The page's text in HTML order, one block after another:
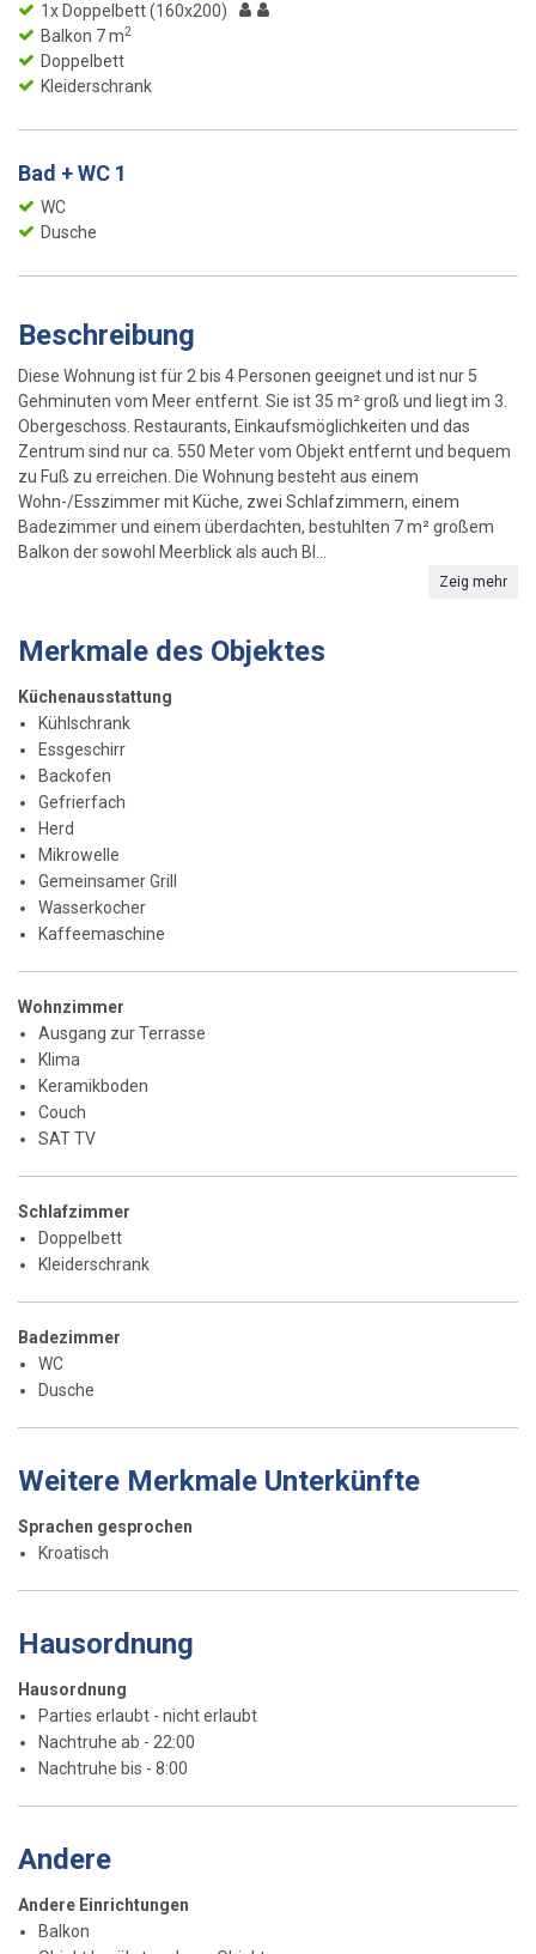
1x Doppelbett (160x200)
Balkon 7 m2
Doppelbett
Kleiderschrank
Bad + WC 1
WC
Dusche
Beschreibung
Diese Wohnung ist für 2 bis 4 Personen geeignet und ist nur 5
Gehminuten vom Meer entfernt. Sie ist 35 m² groß und liegt im 3.
Obergeschoss. Restaurants, Einkaufsmöglichkeiten und das
Zentrum sind nur ca. 550 Meter vom Objekt entfernt und bequem
zu Fuß zu erreichen. Die Wohnung besteht aus einem
Wohn-/Esszimmer mit Küche, zwei Schlafzimmern, einem
Badezimmer und einem überdachten, bestuhlten 7 m² großem
Balkon der sowohl Meerblick als auch Bl...
Zeig mehr
Merkmale des Objektes
Küchenausstattung
Kühlschrank
Essgeschirr
Backofen
Gefrierfach
Herd
Mikrowelle
Gemeinsamer Grill
Wasserkocher
Kaffeemaschine
Wohnzimmer
Ausgang zur Terrasse
Klima
Keramikboden
Couch
SAT TV
Schlafzimmer
Doppelbett
Kleiderschrank
Badezimmer
WC
Dusche
Weitere Merkmale Unterkünfte
Sprachen gesprochen
Kroatisch
Hausordnung
Hausordnung
Parties erlaubt - nicht erlaubt
Nachtruhe ab - 22:00
Nachtruhe bis - 8:00
Andere
Andere Einrichtungen
Balkon